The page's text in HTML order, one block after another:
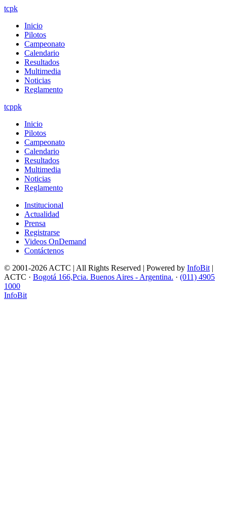
tcpk
Inicio
Pilotos
Campeonato
Calendario
Resultados
Multimedia
Noticias
Reglamento
tcppk
Inicio
Pilotos
Campeonato
Calendario
Resultados
Multimedia
Noticias
Reglamento
Institucional
Actualidad
Prensa
Registrarse
Videos OnDemand
Contáctenos
© 2001-2026 ACTC | All Rights Reserved | Powered by InfoBit |
ACTC · Bogotá 166,Pcia. Buenos Aires - Argentina. · (011) 4905
1000
InfoBit